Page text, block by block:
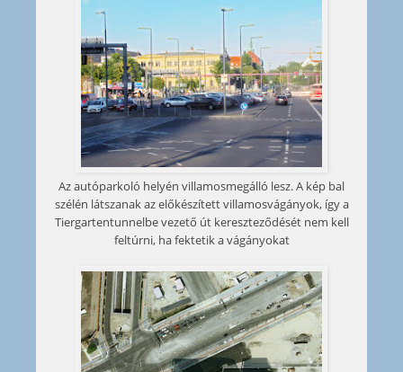
Az autóparkoló helyén villamosmegálló lesz. A kép bal
szélén látszanak az előkészített villamosvágányok, így a
Tiergartentunnelbe vezető út kereszteződését nem kell
feltúrni, ha fektetik a vágányokat